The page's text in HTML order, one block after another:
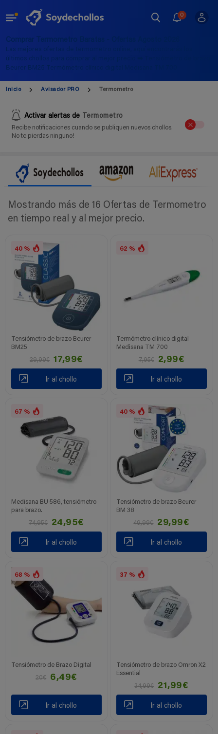
0
Comprar Termometro Baratas - Ofertas Agosto 2026
Las mejores ofertas de termometro online, aquí encontrarás los
últimos chollos para comprar al mejor precio ➡️ Tensiómetro de brazo
Beurer BM25 Termómetro clínico digital Medisana TM 700
Inicio Avisador PRO Termometro
Activar alertas de Termometro
Recibe notificaciones cuando se publiquen nuevos chollos.
No te pierdas ninguno!
Mostrando más de 16 Ofertas de Termometro
en tiempo real y al mejor precio.
40 %
Tensiómetro de brazo Beurer
BM25
29,99€
17,99€
Ir al chollo
62 %
Termómetro clínico digital
Medisana TM 700
7,95€
2,99€
Ir al chollo
67 %
Medisana BU 586, tensiómetro
para brazo.
74,95€
24,95€
Ir al chollo
40 %
Tensiómetro de brazo Beurer
BM 38
49,99€
29,99€
Ir al chollo
68 %
Tensiómetro de Brazo Digital
20€
6,49€
Ir al chollo
37 %
Tensiómetro de brazo Omron X2
Essential
34,99€
21,99€
Ir al chollo